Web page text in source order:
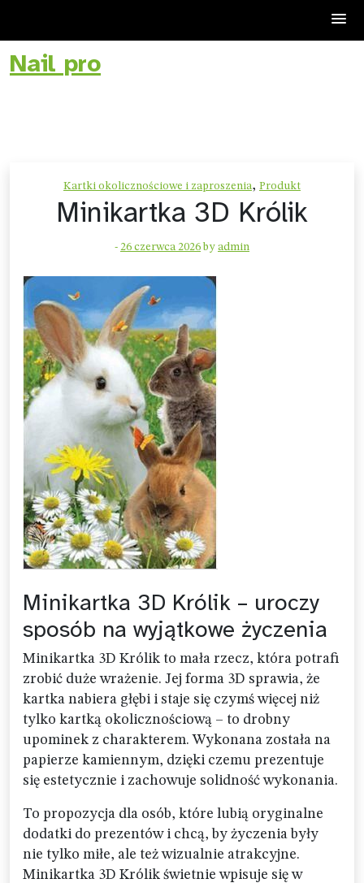
Skip
toNail pro
Kartki okolicznościowe i zaproszenia, Produkt
Minikartka 3D Królik
- 26 czerwca 2026 by admin
Minikartka 3D Królik – uroczy
sposób na wyjątkowe życzenia
Minikartka 3D Królik to mała rzecz, która potrafi
zrobić duże wrażenie. Jej forma 3D sprawia, że
kartka nabiera głębi i staje się czymś więcej niż
tylko kartką okolicznościową – to drobny
upominek z charakterem. Wykonana została na
papierze kamiennym, dzięki czemu prezentuje
się estetycznie i zachowuje solidność wykonania.
To propozycja dla osób, które lubią oryginalne
dodatki do prezentów i chcą, by życzenia były
nie tylko miłe, ale też wizualnie atrakcyjne.
Minikartka 3D Królik świetnie wpisuje się w